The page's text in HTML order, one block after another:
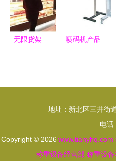
重设备零售
彰显服务创
新
无限货架
喷码机产品
产线效率
地址：新北区三井街
电话
Copyright © 2026 www.tianyhq.com
称重设备经营部 称重设备